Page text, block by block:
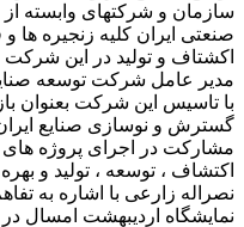
سازمان و شرکتهای وابسته
صنعتی ایران کلیه زنجیره ها
اکشتاف و تولید در این
مدیر عامل شرکت توسعه
با تاسیس این شرکت بعنوان
گسترش و نوسازی صنایع
مشارکت در اجرای پروژه های
اکتشاف ، توسعه ، تولید و
نصراله زارعی با اشاره به
نمایشگاه اردیبهشت امسال